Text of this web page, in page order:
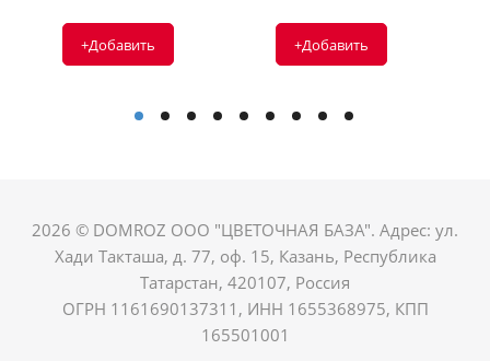
+Добавить +Добавить
2026 © DOMROZ ООО "ЦВЕТОЧНАЯ БАЗА". Адрес: ул.
Хади Такташа, д. 77, оф. 15, Казань, Республика
Татарстан, 420107, Россия
ОГРН 1161690137311, ИНН 1655368975, КПП
165501001